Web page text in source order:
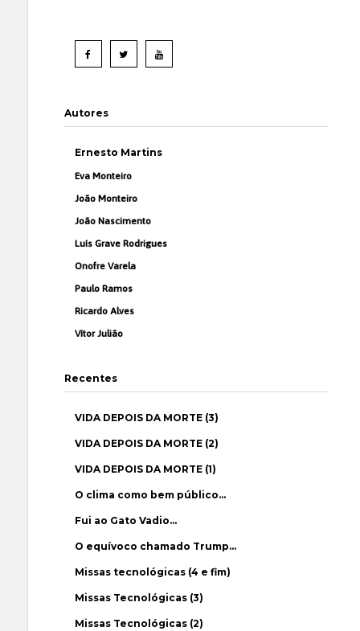
Autores
Ernesto Martins
Eva Monteiro
João Monteiro
João Nascimento
Luís Grave Rodrigues
Onofre Varela
Paulo Ramos
Ricardo Alves
Vítor Julião
Recentes
VIDA DEPOIS DA MORTE (3)
VIDA DEPOIS DA MORTE (2)
VIDA DEPOIS DA MORTE (1)
O clima como bem público…
Fui ao Gato Vadio…
O equívoco chamado Trump…
Missas tecnológicas (4 e fim)
Missas Tecnológicas (3)
Missas Tecnológicas (2)